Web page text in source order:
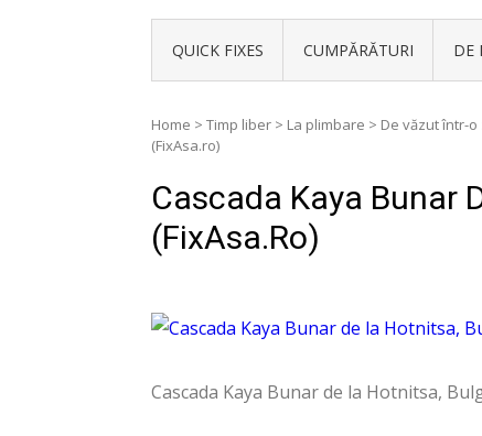
QUICK FIXES CUMPĂRĂTURI DE
Home > Timp liber > La plimbare > De văzut într-o
(FixAsa.ro)
Cascada Kaya Bunar
(FixAsa.ro)
Cascada Kaya Bunar de la Hotnitsa,